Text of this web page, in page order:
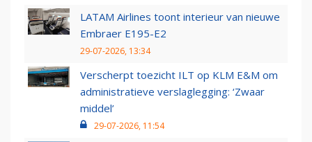
LATAM Airlines toont interieur van nieuwe
Embraer E195-E2
29-07-2026, 13:34
Verscherpt toezicht ILT op KLM E&M om
administratieve verslaglegging: ‘Zwaar
middel’
29-07-2026, 11:54